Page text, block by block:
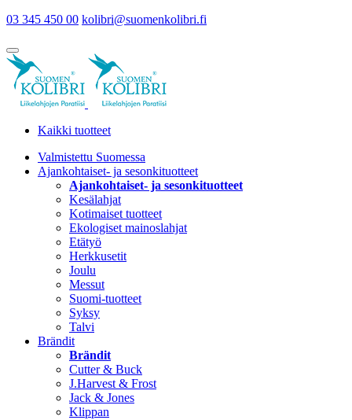
03 345 450 00 kolibri@suomenkolibri.fi
Kaikki tuotteet
Valmistettu Suomessa
Ajankohtaiset- ja sesonkituotteet
Ajankohtaiset- ja sesonkituotteet
Kesälahjat
Kotimaiset tuotteet
Ekologiset mainoslahjat
Etätyö
Herkkusetit
Joulu
Messut
Suomi-tuotteet
Syksy
Talvi
Brändit
Brändit
Cutter & Buck
J.Harvest & Frost
Jack & Jones
Klippan